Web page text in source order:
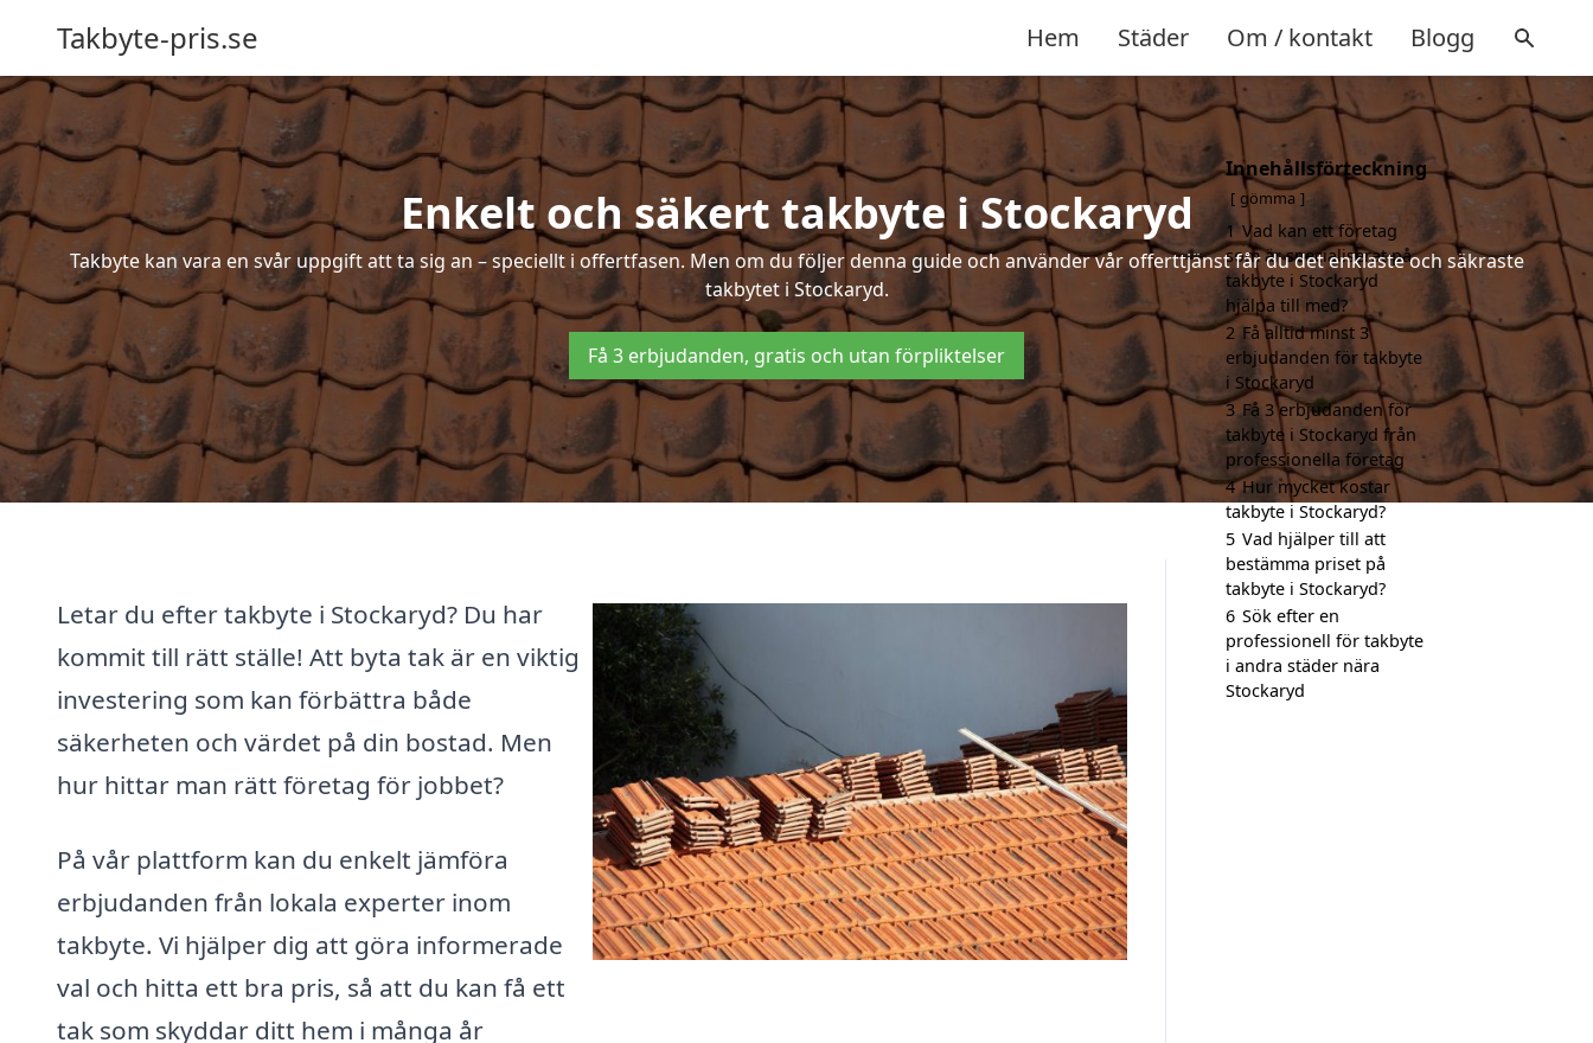
Takbyte-pris.se Hem Städer Om / kontakt Blogg
Enkelt och säkert takbyte i Stockaryd
Takbyte kan vara en svår uppgift att ta sig an – speciellt i offertfasen. Men om du följer denna guide och använder vår offerttjänst får du det enklaste och säkraste
takbytet i Stockaryd.
Få 3 erbjudanden, gratis och utan förpliktelser
Letar du efter takbyte i Stockaryd? Du har
kommit till rätt ställe! Att byta tak är en viktig
investering som kan förbättra både
säkerheten och värdet på din bostad. Men
hur hittar man rätt företag för jobbet?
På vår plattform kan du enkelt jämföra
erbjudanden från lokala experter inom
takbyte. Vi hjälper dig att göra informerade
val och hitta ett bra pris, så att du kan få ett
tak som skyddar ditt hem i många år
Innehållsförteckning
gömma
1 Vad kan ett företag
som är specialiserat på
takbyte i Stockaryd
hjälpa till med?
2 Få alltid minst 3
erbjudanden för takbyte
i Stockaryd
3 Få 3 erbjudanden för
takbyte i Stockaryd från
professionella företag
4 Hur mycket kostar
takbyte i Stockaryd?
5 Vad hjälper till att
bestämma priset på
takbyte i Stockaryd?
6 Sök efter en
professionell för takbyte
i andra städer nära
Stockaryd